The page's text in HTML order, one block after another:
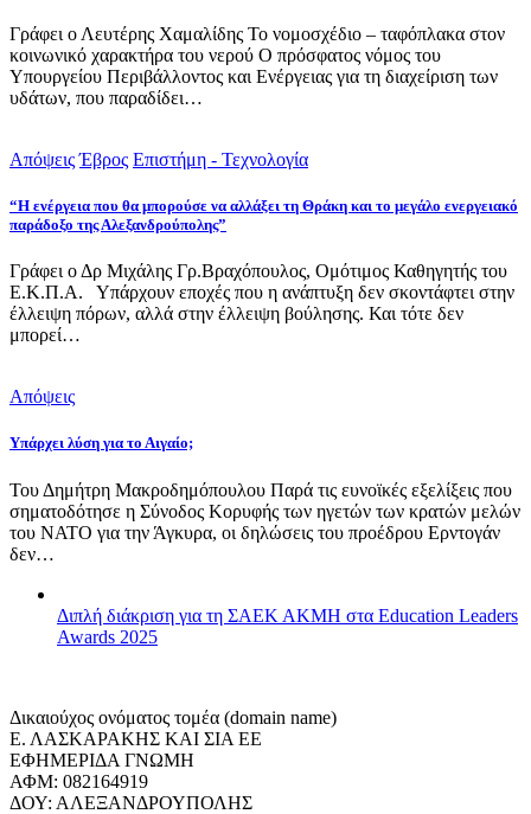
Γράφει ο Λευτέρης Χαμαλίδης Το νομοσχέδιο – ταφόπλακα στον
κοινωνικό χαρακτήρα του νερού Ο πρόσφατος νόμος του
Υπουργείου Περιβάλλοντος και Ενέργειας για τη διαχείριση των
υδάτων, που παραδίδει…
Απόψεις Έβρος Επιστήμη - Τεχνολογία
“Η ενέργεια που θα μπορούσε να αλλάξει τη Θράκη και το μεγάλο ενεργειακό
παράδοξο της Αλεξανδρούπολης”
Γράφει ο Δρ Μιχάλης Γρ.Βραχόπουλος, Ομότιμος Καθηγητής του
Ε.Κ.Π.Α. Υπάρχουν εποχές που η ανάπτυξη δεν σκοντάφτει στην
έλλειψη πόρων, αλλά στην έλλειψη βούλησης. Και τότε δεν
μπορεί…
Απόψεις
Υπάρχει λύση για το Αιγαίο;
Του Δημήτρη Μακροδημόπουλου Παρά τις ευνοϊκές εξελίξεις που
σηματοδότησε η Σύνοδος Κορυφής των ηγετών των κρατών μελών
του ΝΑΤΟ για την Άγκυρα, οι δηλώσεις του προέδρου Ερντογάν
δεν…
Διπλή διάκριση για τη ΣΑΕΚ ΑΚΜΗ στα Education Leaders
Awards 2025
Δικαιούχος ονόματος τομέα (domain name)
Ε. ΛΑΣΚΑΡΑΚΗΣ ΚΑΙ ΣΙΑ ΕΕ
ΕΦΗΜΕΡΙΔΑ ΓΝΩΜΗ
ΑΦΜ: 082164919
ΔΟΥ: ΑΛΕΞΑΝΔΡΟΥΠΟΛΗΣ